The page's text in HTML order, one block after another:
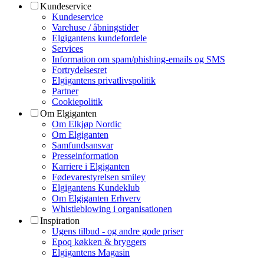
Kundeservice
Kundeservice
Varehuse / åbningstider
Elgigantens kundefordele
Services
Information om spam/phishing-emails og SMS
Fortrydelsesret
Elgigantens privatlivspolitik
Partner
Cookiepolitik
Om Elgiganten
Om Elkjøp Nordic
Om Elgiganten
Samfundsansvar
Presseinformation
Karriere i Elgiganten
Fødevarestyrelsen smiley
Elgigantens Kundeklub
Om Elgiganten Erhverv
Whistleblowing i organisationen
Inspiration
Ugens tilbud - og andre gode priser
Epoq køkken & bryggers
Elgigantens Magasin